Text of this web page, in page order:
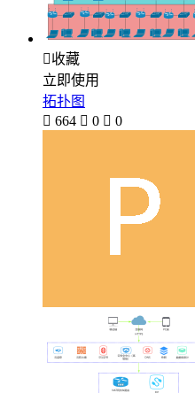
收藏
立即使用
拓扑图
 664  0  0